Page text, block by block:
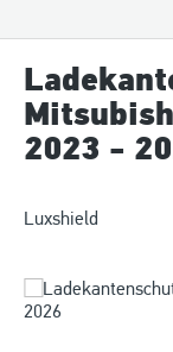
2023 -
Luxshield